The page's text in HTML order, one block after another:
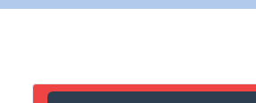
X Fermer